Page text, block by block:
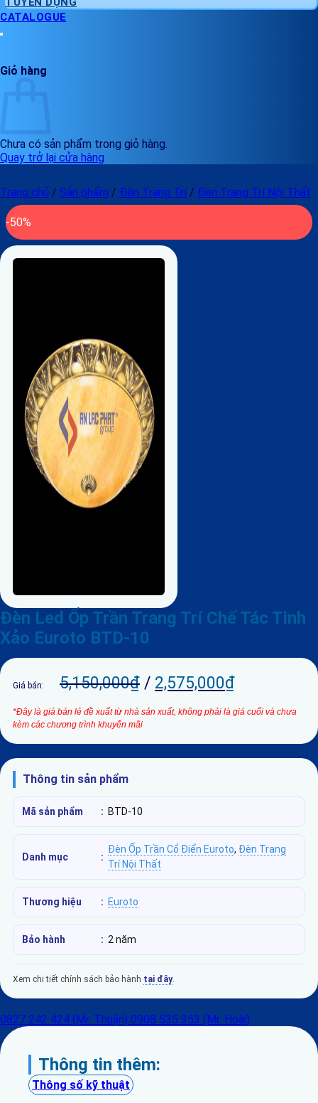
CATALOGUE
Giỏ hàng
Chưa có sản phẩm trong giỏ hàng.
Quay trở lại cửa hàng
Trang chủ / Sản phẩm / Đèn Trang Trí / Đèn Trang Trí Nội Thất
-50%
Đèn Led Ốp Trần Trang Trí Chế Tác Tinh
Xảo Euroto BTD-10
Giá bán: 5,150,000₫ / 2,575,000₫
*Đây là giá bán lẻ đề xuất từ nhà sản xuất, không phải là giá cuối và chưa
kèm các chương trình khuyến mãi
Thông tin sản phẩm
Mã sản phẩm : BTD-10
Danh mục :
Đèn Ốp Trần Cổ Điển Euroto, Đèn Trang
Trí Nội Thất
Thương hiệu : Euroto
Bảo hành : 2 năm
Xem chi tiết chính sách bảo hành tại đây.
0827 242 424 (Mr. Thuận) 0908 535 353 (Mr. Hoài)
Thông tin thêm:
Thông số kỹ thuật